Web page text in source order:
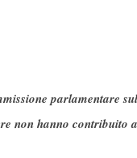
parlamentare
non hanno contribuito